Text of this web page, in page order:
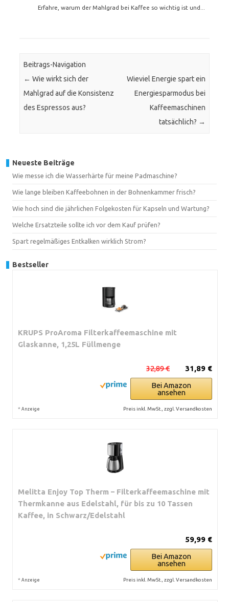
Erfahre, warum der Mahlgrad bei Kaffee so wichtig ist und...
Beitrags-Navigation
← Wie wirkt sich der
Mahlgrad auf die Konsistenz
des Espressos aus?
Wieviel Energie spart ein
Energiesparmodus bei
Kaffeemaschinen
tatsächlich? →
Neueste Beiträge
Wie messe ich die Wasserhärte für meine Padmaschine?
Wie lange bleiben Kaffeebohnen in der Bohnenkammer frisch?
Wie hoch sind die jährlichen Folgekosten für Kapseln und Wartung?
Welche Ersatzteile sollte ich vor dem Kauf prüfen?
Spart regelmäßiges Entkalken wirklich Strom?
Bestseller
KRUPS ProAroma Filterkaffeemaschine mit
Glaskanne, 1,25L Füllmenge
31,89 €
32,89 €
Bei Amazon
ansehen
* Anzeige Preis inkl. MwSt., zzgl. Versandkosten
Melitta Enjoy Top Therm – Filterkaffeemaschine mit
Thermkanne aus Edelstahl, für bis zu 10 Tassen
Kaffee, in Schwarz/Edelstahl
59,99 €
Bei Amazon
ansehen
* Anzeige Preis inkl. MwSt., zzgl. Versandkosten